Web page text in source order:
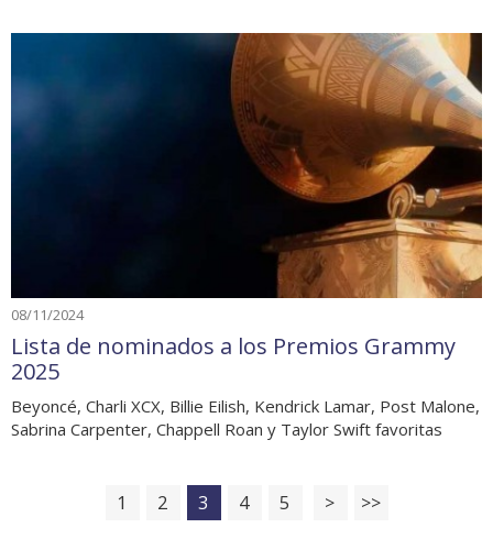
08/11/2024
Lista de nominados a los Premios Grammy
2025
Beyoncé, Charli XCX, Billie Eilish, Kendrick Lamar, Post Malone,
Sabrina Carpenter, Chappell Roan y Taylor Swift favoritas
1 2 3 4 5 > >>